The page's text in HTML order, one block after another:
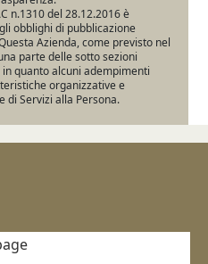
n.1310 del 28.12.2016 è
obblighi di pubblicazione
Azienda, come previsto nel
parte delle sotto sezioni
quanto alcuni adempimenti
organizzative e
di Servizi alla Persona.